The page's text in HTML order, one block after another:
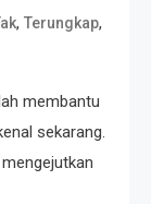
, Terungkap,
membantu
sekarang.